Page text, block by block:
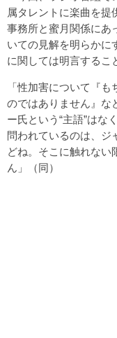
属タレントに楽曲を提
事務所と蜜月関係にあ
いての見解を明らかに
に関しては明言するこ
「性加害について『
のではありません』な
ー氏という“主語”はな
問われているのは、ジ
どね。そこに触れない
ん」（同）